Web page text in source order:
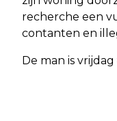
recherche een
contanten en
De man is